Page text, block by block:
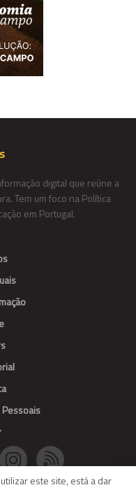
digital que reúne a
Tem um foco na Política
em Portugal.
este site, está a dar